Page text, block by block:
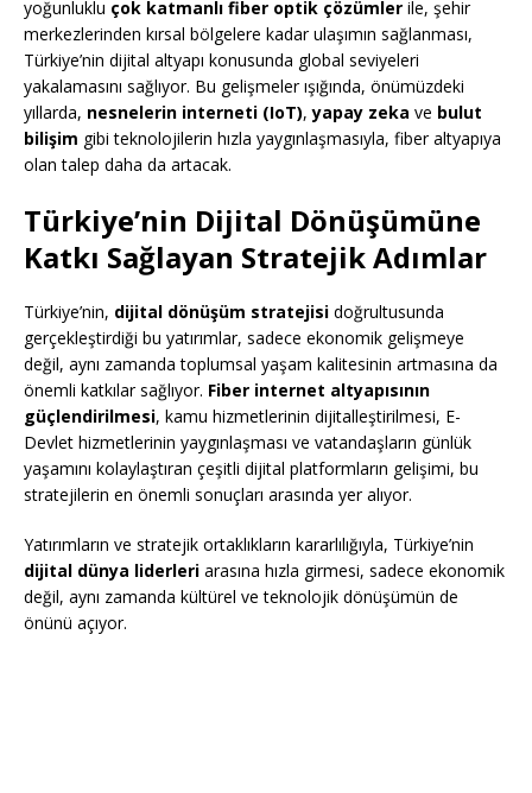
yoğunluklu çok katmanlı fiber optik çözümler ile, şehir
merkezlerinden kırsal bölgelere kadar ulaşımın sağlanması,
Türkiye’nin dijital altyapı konusunda global seviyeleri
yakalamasını sağlıyor. Bu gelişmeler ışığında, önümüzdeki
yıllarda, nesnelerin interneti (IoT),yapay zeka ve bulut
bilişim gibi teknolojilerin hızla yaygınlaşmasıyla, fiber altyapıya
olan talep daha da artacak.
Türkiye’nin Dijital Dönüşümüne
Katkı Sağlayan Stratejik Adımlar
Türkiye’nin, dijital dönüşüm stratejisi doğrultusunda
gerçekleştirdiği bu yatırımlar, sadece ekonomik gelişmeye
değil, aynı zamanda toplumsal yaşam kalitesinin artmasına da
önemli katkılar sağlıyor. Fiber internet altyapısının
güçlendirilmesi, kamu hizmetlerinin dijitalleştirilmesi, E-
Devlet hizmetlerinin yaygınlaşması ve vatandaşların günlük
yaşamını kolaylaştıran çeşitli dijital platformların gelişimi, bu
stratejilerin en önemli sonuçları arasında yer alıyor.
Yatırımların ve stratejik ortaklıkların kararlılığıyla, Türkiye’nin
dijital dünya liderleri arasına hızla girmesi, sadece ekonomik
değil, aynı zamanda kültürel ve teknolojik dönüşümün de
önünü açıyor.